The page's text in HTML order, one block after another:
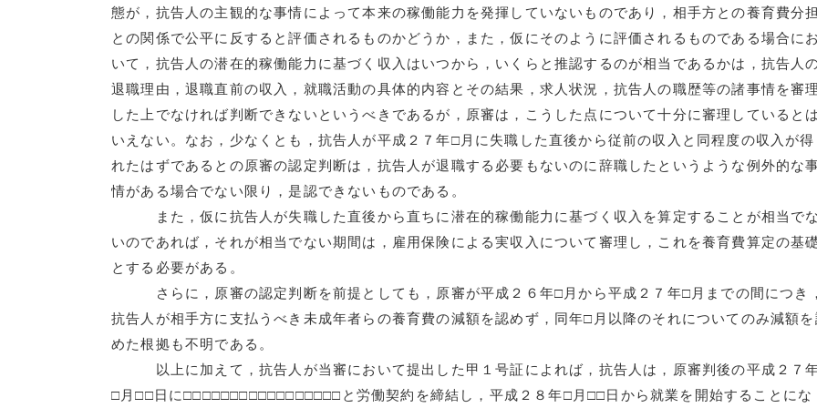
態が，抗告人の主観的な事情によって本来の稼働能力を発揮していないものであり，相手方との養育費分担
との関係で公平に反すると評価されるものかどうか，また，仮にそのように評価されるものである場合にお
いて，抗告人の潜在的稼働能力に基づく収入はいつから，いくらと推認するのが相当であるかは，抗告人
退職理由，退職直前の収入，就職活動の具体的内容とその結果，求人状況，抗告人の職歴等の諸事情を審理
した上でなければ判断できないというべきであるが，原審は，こうした点について十分に審理しているとは
いえない。なお，少なくとも，抗告人が平成２７年□月に失職した直後から従前の収入と同程度の収入が得
れたはずであるとの原審の認定判断は，抗告人が退職する必要もないのに辞職したというような例外的な
情がある場合でない限り，是認できないものである。
また，仮に抗告人が失職した直後から直ちに潜在的稼働能力に基づく収入を算定することが相当でな
いのであれば，それが相当でない期間は，雇用保険による実収入について審理し，これを養育費算定の基礎
とする必要がある。
さらに，原審の認定判断を前提としても，原審が平成２６年□月から平成２７年□月までの間につき，
抗告人が相手方に支払うべき未成年者らの養育費の減額を認めず，同年□月以降のそれについてのみ減額を
めた根拠も不明である。
以上に加えて，抗告人が当審において提出した甲１号証によれば，抗告人は，原審判後の平成２７
□月□□日に□□□□□□□□□□□□□□□□□と労働契約を締結し，平成２８年□月□□日から就業を開始することにな